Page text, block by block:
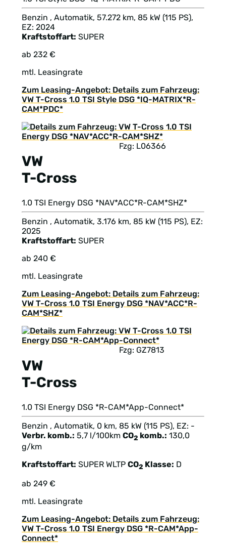
Benzin , Automatik, 57.272 km, 85 kW (115 PS),
EZ: 2024
Kraftstoffart: SUPER
ab 232 €
mtl. Leasingrate
Zum Leasing-Angebot: Details zum Fahrzeug:
VW T-Cross 1.0 TSI Style DSG *IQ-MATRIX*R-
CAM*PDC*
VW
T-Cross
Fzg: L06366
1.0 TSI Energy DSG *NAV*ACC*R-CAM*SHZ*
Benzin , Automatik, 3.176 km, 85 kW (115 PS), EZ:
2025
Kraftstoffart: SUPER
ab 240 €
mtl. Leasingrate
Zum Leasing-Angebot: Details zum Fahrzeug:
VW T-Cross 1.0 TSI Energy DSG *NAV*ACC*R-
CAM*SHZ*
VW
T-Cross
Fzg: GZ7813
1.0 TSI Energy DSG *R-CAM*App-Connect*
Benzin , Automatik, 0 km, 85 kW (115 PS), EZ: -
Verbr. komb.: 5,7 l/100km CO2 komb.: 130,0
g/km
Kraftstoffart: SUPER WLTP CO2 Klasse: D
ab 249 €
mtl. Leasingrate
Zum Leasing-Angebot: Details zum Fahrzeug:
VW T-Cross 1.0 TSI Energy DSG *R-CAM*App-
Connect*